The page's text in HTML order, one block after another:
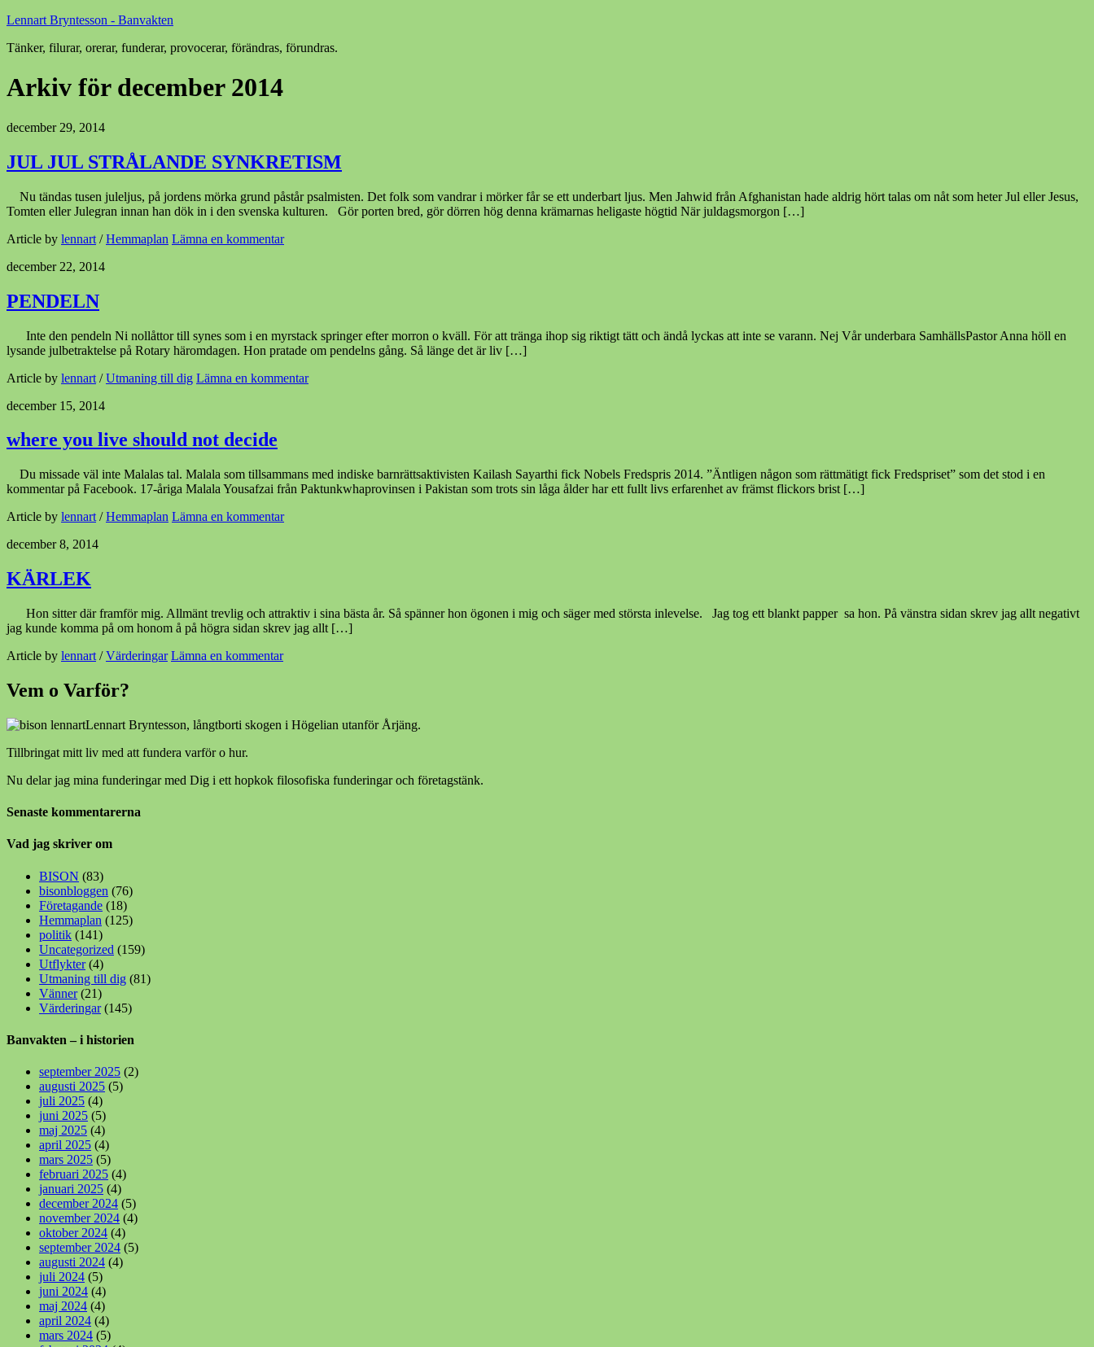
Lennart Bryntesson - Banvakten
Tänker, filurar, orerar, funderar, provocerar, förändras, förundras.
Arkiv för december 2014
december 29, 2014
JUL JUL STRÅLANDE SYNKRETISM
Nu tändas tusen juleljus, på jordens mörka grund påstår psalmisten. Det folk som vandrar i mörker får se ett underbart ljus. Men Jahwid från Afghanistan hade aldrig hört talas om nåt som heter Jul eller Jesus,
Tomten eller Julegran innan han dök in i den svenska kulturen. Gör porten bred, gör dörren hög denna krämarnas heligaste högtid När juldagsmorgon […]
Article by lennart /Hemmaplan Lämna en kommentar
december 22, 2014
PENDELN
Inte den pendeln Ni nollåttor till synes som i en myrstack springer efter morron o kväll. För att tränga ihop sig riktigt tätt och ändå lyckas att inte se varann. Nej Vår underbara SamhällsPastor Anna höll en
lysande julbetraktelse på Rotary häromdagen. Hon pratade om pendelns gång. Så länge det är liv […]
Article by lennart /Utmaning till dig Lämna en kommentar
december 15, 2014
where you live should not decide
Du missade väl inte Malalas tal. Malala som tillsammans med indiske barnrättsaktivisten Kailash Sayarthi fick Nobels Fredspris 2014. ”Äntligen någon som rättmätigt fick Fredspriset” som det stod i en
kommentar på Facebook. 17-åriga Malala Yousafzai från Paktunkwhaprovinsen i Pakistan som trots sin låga ålder har ett fullt livs erfarenhet av främst flickors brist […]
Article by lennart /Hemmaplan Lämna en kommentar
december 8, 2014
KÄRLEK
Hon sitter där framför mig. Allmänt trevlig och attraktiv i sina bästa år. Så spänner hon ögonen i mig och säger med största inlevelse. Jag tog ett blankt papper sa hon. På vänstra sidan skrev jag allt negativt
jag kunde komma på om honom å på högra sidan skrev jag allt […]
Article by lennart /Värderingar Lämna en kommentar
Vem o Varför?
Lennart Bryntesson, långtborti skogen i Högelian utanför Årjäng.
Tillbringat mitt liv med att fundera varför o hur.
Nu delar jag mina funderingar med Dig i ett hopkok filosofiska funderingar och företagstänk.
Senaste kommentarerna
Vad jag skriver om
BISON (83)
bisonbloggen (76)
Företagande (18)
Hemmaplan (125)
politik (141)
Uncategorized (159)
Utflykter(4)
Utmaning till dig (81)
Vänner(21)
Värderingar(145)
Banvakten – i historien
september 2025 (2)
augusti 2025 (5)
juli 2025 (4)
juni 2025 (5)
maj 2025 (4)
april 2025 (4)
mars 2025 (5)
februari 2025 (4)
januari 2025 (4)
december 2024 (5)
november 2024 (4)
oktober 2024 (4)
september 2024 (5)
augusti 2024 (4)
juli 2024 (5)
juni 2024 (4)
maj 2024 (4)
april 2024 (4)
mars 2024 (5)